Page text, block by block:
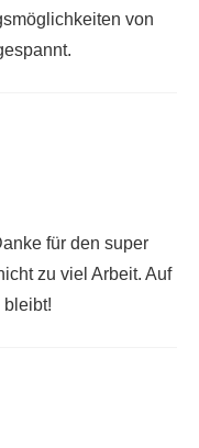
von
für den super
zu viel Arbeit. Auf
bleibt!